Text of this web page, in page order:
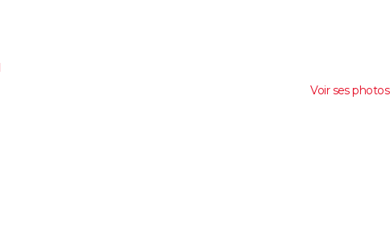
Voir ses photos